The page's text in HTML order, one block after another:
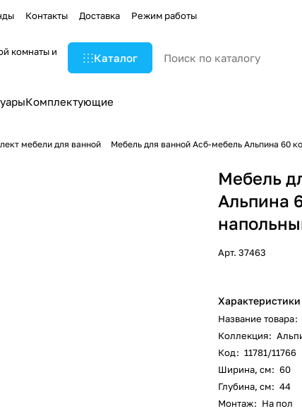
Контакты Доставка Режим работы
комнаты и
Каталог
Комплектующие
мебели для ванной Мебель для ванной Асб-мебель Альпина 60
Мебель
Альпина
Арт.37463
Характеристики
Название товара:
Коллекция:
Код: 11781/11766
Ширина, см: 60
Глубина, см: 44
Монтаж: На пол